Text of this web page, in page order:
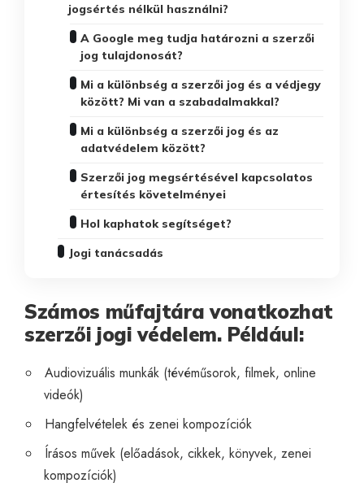
jogsértés nélkül használni?
A Google meg tudja határozni a szerzői
jog tulajdonosát?
Mi a különbség a szerzői jog és a védjegy
között? Mi van a szabadalmakkal?
Mi a különbség a szerzői jog és az
adatvédelem között?
Szerzői jog megsértésével kapcsolatos
értesítés követelményei
Hol kaphatok segítséget?
Jogi tanácsadás
Számos műfajtára vonatkozhat
szerzői jogi védelem. Például:
Audiovizuális munkák (tévéműsorok, filmek, online
videók)
Hangfelvételek és zenei kompozíciók
Írásos művek (előadások, cikkek, könyvek, zenei
kompozíciók)